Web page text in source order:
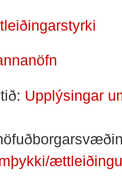
Upplýsingar
ættleiðingu